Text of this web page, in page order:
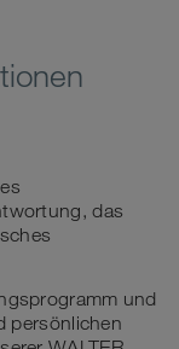
das
und
persönlichen